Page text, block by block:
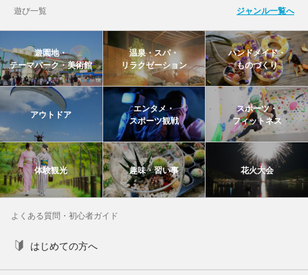
遊び一覧 ジャンル一覧へ
遊園地・
テーマパーク・美術館
温泉・スパ・
リラクゼーション
ハンドメイド・
ものづくり
アウトドア
エンタメ・
スポーツ観戦
スポーツ・
フィットネス
体験観光 趣味・習い事 花火大会
よくある質問・初心者ガイド
はじめての方へ